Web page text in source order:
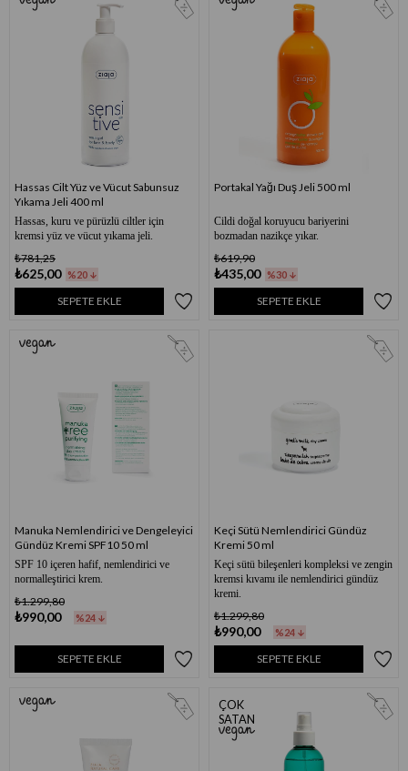
Hassas Cilt Yüz ve Vücut Sabunsuz
Yıkama Jeli 400 ml
Hassas, kuru ve pürüzlü ciltler için
kremsi yüz ve vücut yıkama jeli.
₺625,00
₺781,25
%20
SEPETE EKLE
Portakal Yağı Duş Jeli 500 ml
Cildi doğal koruyucu bariyerini
bozmadan nazikçe yıkar.
₺435,00
₺619,90
%30
SEPETE EKLE
Manuka Nemlendirici ve Dengeleyici
Gündüz Kremi SPF10 50 ml
SPF 10 içeren hafif, nemlendirici ve
normalleştirici krem.
₺990,00
₺1.299,80
%24
SEPETE EKLE
Keçi Sütü Nemlendirici Gündüz
Kremi 50 ml
Keçi sütü bileşenleri kompleksi ve zengin
kremsi kıvamı ile nemlendirici gündüz
kremi.
₺990,00
₺1.299,80
%24
SEPETE EKLE
ÇOK
SATAN